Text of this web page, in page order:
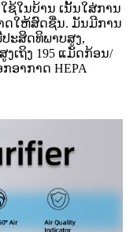
ຊ້ໃນບ້ານ ເນັ້ນໃສ່ການ
ດໃຫ້ສົດຊື່ນ. ມັນມີການ
ະສິດທິພາບສູງ,
ເຖິງ 195 ແມັດກ້ອນ/
ອາກາດ HEPA